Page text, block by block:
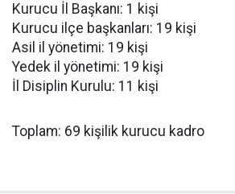
Kurucu İl Başkanı: 1 kişi
Kurucu ilçe başkanları: 19 kişi
Asil il yönetimi: 19 kişi
Yedek il yönetimi: 19 kişi
İl Disiplin Kurulu: 11 kişi
Toplam: 69 kişilik kurucu kadro